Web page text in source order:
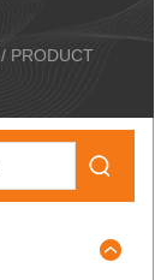
/ PRODUCT